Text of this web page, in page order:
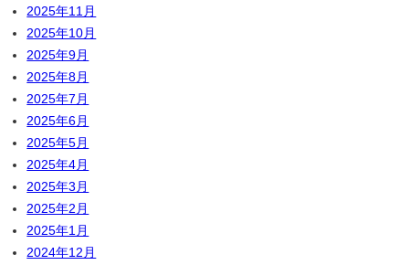
2025年11月
2025年10月
2025年9月
2025年8月
2025年7月
2025年6月
2025年5月
2025年4月
2025年3月
2025年2月
2025年1月
2024年12月